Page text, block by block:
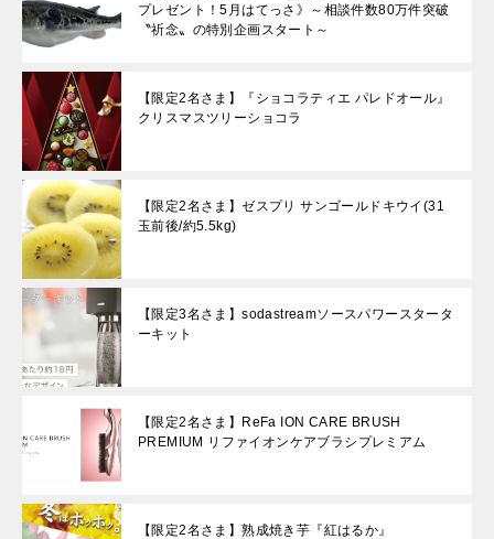
プレゼント！5月はてっさ》～相談件数80万件突破
〝祈念〟の特別企画スタート～
【限定2名さま】『ショコラティエ パレドオール』
クリスマスツリーショコラ
【限定2名さま】ゼスプリ サンゴールドキウイ(31
玉前後/約5.5kg)
【限定3名さま】sodastreamソースパワースタータ
ーキット
【限定2名さま】ReFa ION CARE BRUSH
PREMIUM リファイオンケアブラシプレミアム
【限定2名さま】熟成焼き芋『紅はるか』